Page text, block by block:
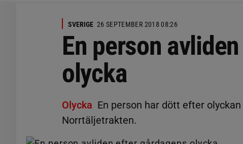
SVERIGE 26 SEPTEMBER 2018 08:26
En person
olycka
Olycka En person har dött efter
Norrtäljetrakten.